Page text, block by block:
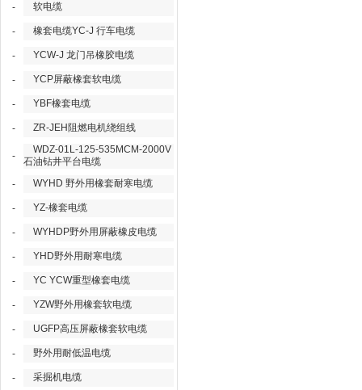
- 软电缆
- 橡套电缆YC-J 行车电缆
- YCW-J 龙门吊橡胶电缆
- YCP屏蔽橡套软电缆
- YBF橡套电缆
- ZR-JEH阻燃电机绕组线
-
WDZ-01L-125-535MCM-2000V
石油钻井平台电缆
-
WYHD 野外用橡套耐寒电缆
- YZ-橡套电缆
- WYHDP野外用屏蔽橡皮电缆
- YHD野外用耐寒电缆
- YC YCW重型橡套电缆
- YZW野外用橡套软电缆
- UGFP高压屏蔽橡套软电缆
- 野外用耐低温电缆
- 采掘机电缆